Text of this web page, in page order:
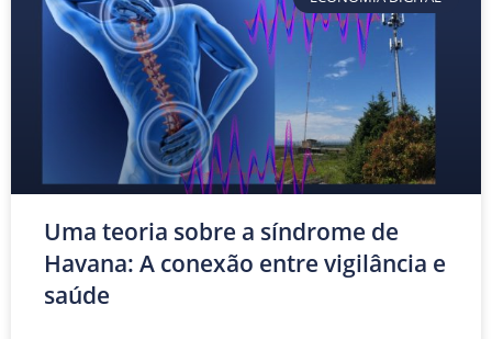
Uma teoria sobre a síndrome de
Havana: A conexão entre vigilância e
saúde